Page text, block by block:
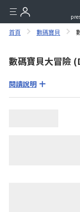
首頁 數碼寶貝
數碼寶貝大冒險
閱讀說明